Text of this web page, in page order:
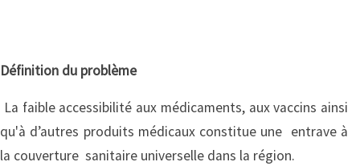
Définition du problème
La faible accessibilité aux médicaments, aux vaccins ainsi
qu'à d’autres produits médicaux constitue une entrave à
la couverture sanitaire universelle dans la région.